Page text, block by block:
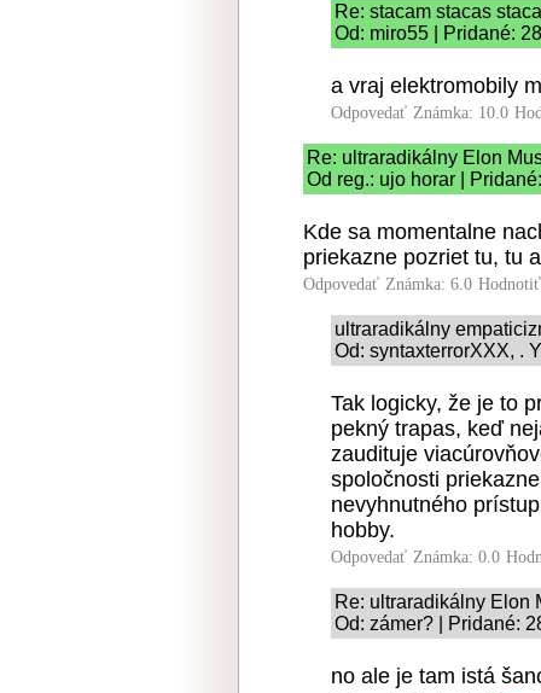
Re: stacam stacas
Od: miro55 | Pridané:
a vraj elektromobily
Odpovedať Známka: 10.0
Re: ultraradikálny Elon
Od reg.: ujo horar |
Kde sa momentalne
priekazne pozriet tu, tu
Odpovedať Známka: 6.0
ultraradikálny
Od: syntaxterrorXXX, .
Tak logicky, že je to
pekný trapas, keď
zaudituje
spoločnosti
nevyhnutného
hobby.
Odpovedať Známka: 0.0
Re: ultraradikálny Elon
Od: zámer? | Pridané:
no ale je tam istá